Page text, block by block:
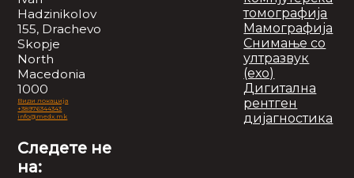
Hadzinikolov
155, Drachevo
Skopje
North
Macedonia
1000
Види локација
+38976344343
info@medx.mk
Следете не
на:
томографија
Мамографија
Снимање со
ултразвук
(ехо)
Дигитална
рентген
дијагностика